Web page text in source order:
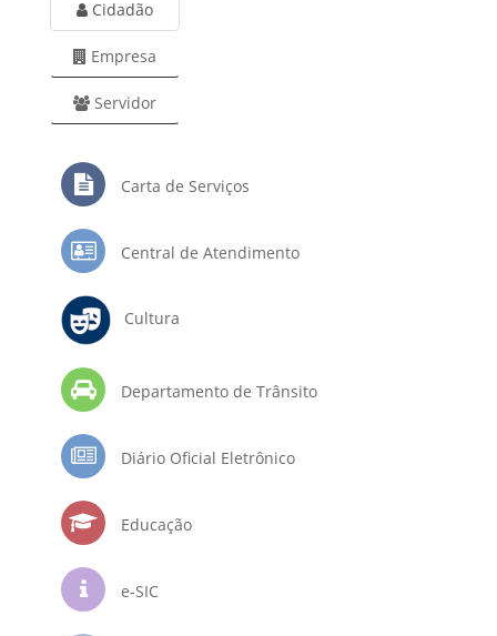
Cidadão
Empresa
Servidor
Carta de Serviços
Central de Atendimento
Cultura
Departamento de Trânsito
Diário Oficial Eletrônico
Educação
e-SIC